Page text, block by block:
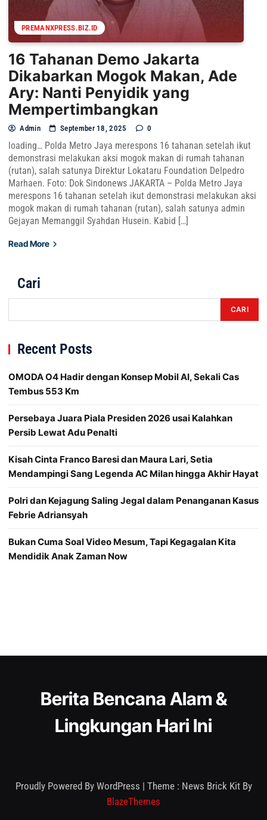
PREMANXPRESS.BIZ.ID
16 Tahanan Demo Jakarta
Dikabarkan Mogok Makan, Ade
Ary: Nanti Penyidik yang
Mempertimbangkan
Admin September 18, 2025 0
loading… Polda Metro Jaya merespons 16 tahanan setelah ikut
demonstrasi melakukan aksi mogok makan di rumah tahanan
(rutan), salah satunya Direktur Lokataru Foundation Delpedro
Marhaen. Foto: Dok Sindonews JAKARTA – Polda Metro Jaya
merespons 16 tahanan setelah ikut demonstrasi melakukan aksi
mogok makan di rumah tahanan (rutan), salah satunya admin
Gejayan Memanggil Syahdan Husein. Kabid […]
Read More
Cari
CARI
Recent Posts
OMODA O4 Hadir dengan Konsep Mobil AI, Sekali Cas
Tembus 553 Km
Persebaya Juara Piala Presiden 2026 usai Kalahkan
Persib Lewat Adu Penalti
Kisah Cinta Franco Baresi dan Maura Lari, Setia
Mendampingi Sang Legenda AC Milan hingga Akhir Hayat
Polri dan Kejagung Saling Jegal dalam Penanganan Kasus
Febrie Adriansyah
Bukan Cuma Soal Video Mesum, Tapi Kegagalan Kita
Mendidik Anak Zaman Now
Berita Bencana Alam &
Lingkungan Hari Ini
Proudly Powered By WordPress | Theme : News Brick Kit By
BlazeThemes